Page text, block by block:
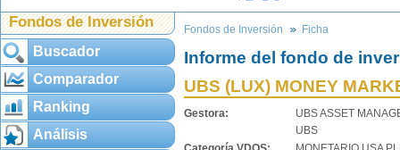
Fondos de Inversión
Buscador
Comparador
Ranking
Análisis
Fondos de Inversión Ficha
Informe del fondo de
UBS (LUX) MONEY
Gestora:
UBS ASSET
UBS